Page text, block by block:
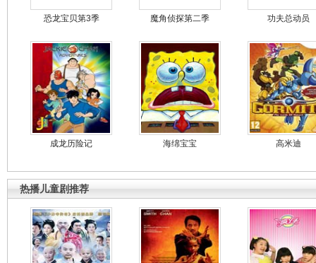
恐龙宝贝第3季 魔角侦探第二季 功夫总动员
成龙历险记 海绵宝宝 高米迪
热播儿童剧推荐